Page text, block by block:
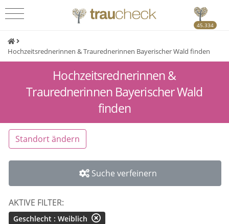
45.334
Hochzeitsrednerinnen & Traurednerinnen Bayerischer Wald finden
Hochzeitsrednerinnen &
Traurednerinnen Bayerischer Wald
finden
Standort ändern
Suche verfeinern
AKTIVE FILTER:
Geschlecht : Weiblich